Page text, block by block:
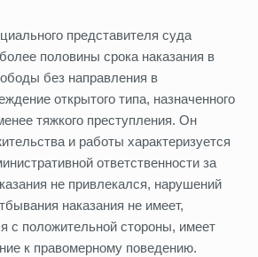
представителя суда
половины срока наказания в
без направления в
открытого типа, назначенного
тяжкого преступления. Он
и работы характеризуется
ответственности за
не привлекался, нарушений
наказания не имеет,
с положительной стороны, имеет
к правомерному поведению.